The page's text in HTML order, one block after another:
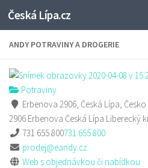
Skip to content
Česká Lípa.cz
ANDY POTRAVINY A DROGERIE
Potraviny
Erbenova 2906, Česká Lípa, Česko
2906 Erbenova Česká Lípa Liberecký
731 655 800731 655 800
prodej@eandy.cz
Web s objednávkou či nabídkou